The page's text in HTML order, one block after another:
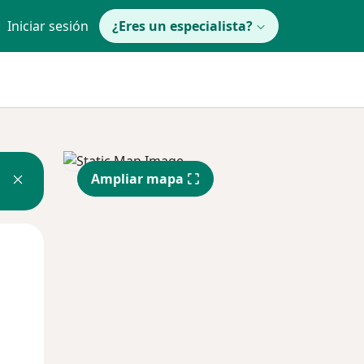
Iniciar sesión ¿Eres un especialista?
Ampliar mapa